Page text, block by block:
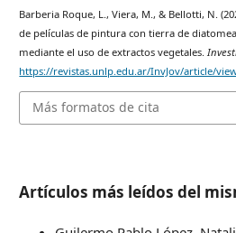
Barberia Roque, L., Viera, M., & Bellotti, N.
de películas de pintura con tierra de
mediante el uso de extractos vegetales.
https://revistas.unlp.edu.ar/InvJov/article/
Más formatos de cita
Artículos más leídos del